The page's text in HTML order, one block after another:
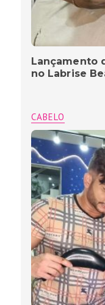
Lançamento
no Labrise
CABELO